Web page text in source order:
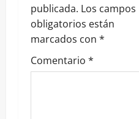
a
d
a
publicada. Los campos
obligatorios están
marcados con *
Comentario *